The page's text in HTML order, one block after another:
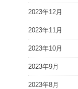
2023年12月
2023年11月
2023年10月
2023年9月
2023年8月